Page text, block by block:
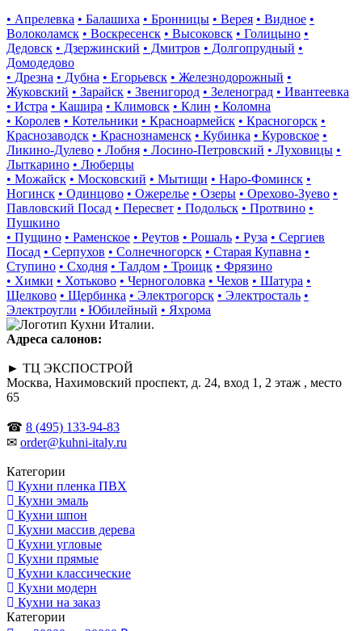
• Апрелевка • Балашиха • Бронницы • Верея • Видное •
Волоколамск • Воскресенск • Высоковск • Голицыно •
Дедовск • Дзержинский • Дмитров • Долгопрудный •
Домодедово
• Дрезна • Дубна • Егорьевск • Железнодорожный •
Жуковский • Зарайск • Звенигород • Зеленоград • Ивантеевка
• Истра • Кашира • Климовск • Клин • Коломна
• Королев • Котельники • Красноармейск • Красногорск •
Краснозаводск • Краснознаменск • Кубинка • Куровское •
Ликино-Дулево • Лобня • Лосино-Петровский • Луховицы •
Лыткарино • Люберцы
• Можайск • Московский • Мытищи • Наро-Фоминск •
Ногинск • Одинцово • Ожерелье • Озеры • Орехово-Зуево •
Павловский Посад • Пересвет • Подольск • Протвино •
Пушкино
• Пущино • Раменское • Реутов • Рошаль • Руза • Сергиев
Посад • Серпухов • Солнечногорск • Старая Купавна •
Ступино • Сходня • Талдом • Троицк • Фрязино
• Химки • Хотьково • Черноголовка • Чехов • Шатура •
Щелково • Щербинка • Электрогорск • Электросталь •
Электроугли • Юбилейный • Яхрома
Адреса салонов:
► ТЦ ЭКСПОСТРОЙ
Москва, Нахимовский проспект, д. 24, вход 1, 2 этаж , место
65
☎ 8 (495) 133-94-83
✉ order@kuhni-italy.ru
Категории
Кухни пленка ПВХ
Кухни эмаль
Кухни шпон
Кухни массив дерева
Кухни угловые
Кухни прямые
Кухни классические
Кухни модерн
Кухни на заказ
Категории